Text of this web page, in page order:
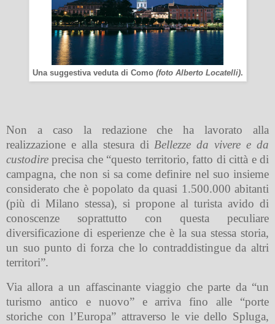
Una suggestiva veduta di Como (foto Alberto Locatelli).
Non a caso la redazione che ha lavorato alla
realizzazione e alla stesura diBellezze da vivere e da
custodireprecisa che “questo territorio, fatto di città e di
campagna, che non si sa come definire nel suo insieme
considerato che è popolato da quasi 1.500.000 abitanti
(più di Milano stessa), si propone al turista avido di
conoscenze soprattutto con questa peculiare
diversificazione di esperienze che è la sua stessa storia,
un suo punto di forza che lo contraddistingue da altri
territori”.
Via allora a un affascinante viaggio che parte da “un
turismo antico e nuovo” e arriva fino alle “porte
storiche con l’Europa” attraverso le vie dello Spluga,